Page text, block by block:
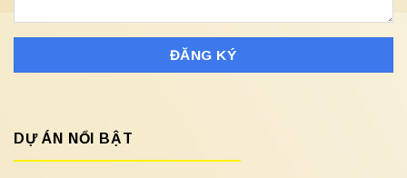
DỰ ÁN NỔI BẬT